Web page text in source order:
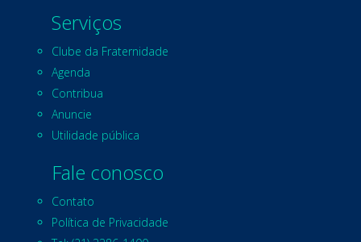
Serviços
Clube da Fraternidade
Agenda
Contribua
Anuncie
Utilidade pública
Fale conosco
Contato
Política de Privacidade